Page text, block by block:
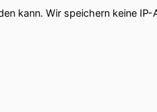
kann. Wir speichern keine